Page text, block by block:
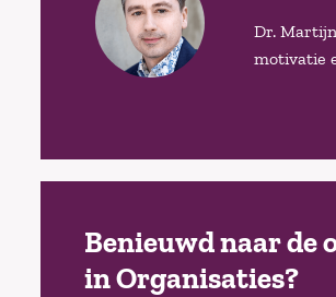
Dr.
motivatie
Benieuwd naar de
in Organisaties?